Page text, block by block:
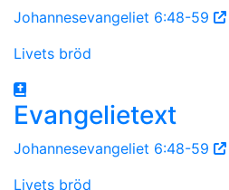
Johannesevangeliet 6:48-59
Livets bröd
Evangelietext
Johannesevangeliet 6:48-59
Livets bröd